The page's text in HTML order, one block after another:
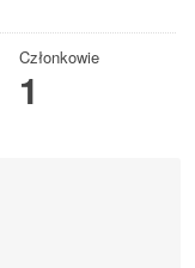
Członkowie
1